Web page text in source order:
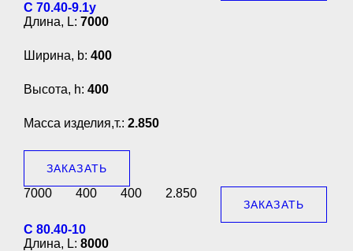
С 70.40-9.1у
Длина, L: 7000
Ширина, b: 400
Высота, h: 400
Масса изделия,т.: 2.850
ЗАКАЗАТЬ
7000 400 400 2.850
ЗАКАЗАТЬ
С 80.40-10
Длина, L: 8000